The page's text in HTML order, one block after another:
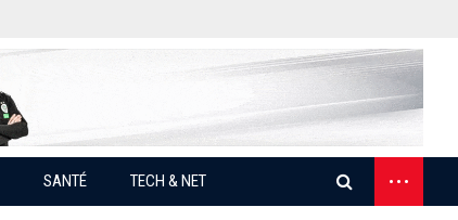
SANTÉ TECH & NET
...